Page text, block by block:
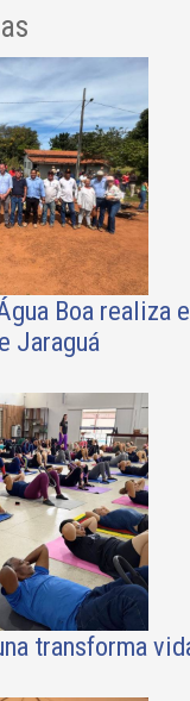
Boa realiza
Jaraguá
transforma